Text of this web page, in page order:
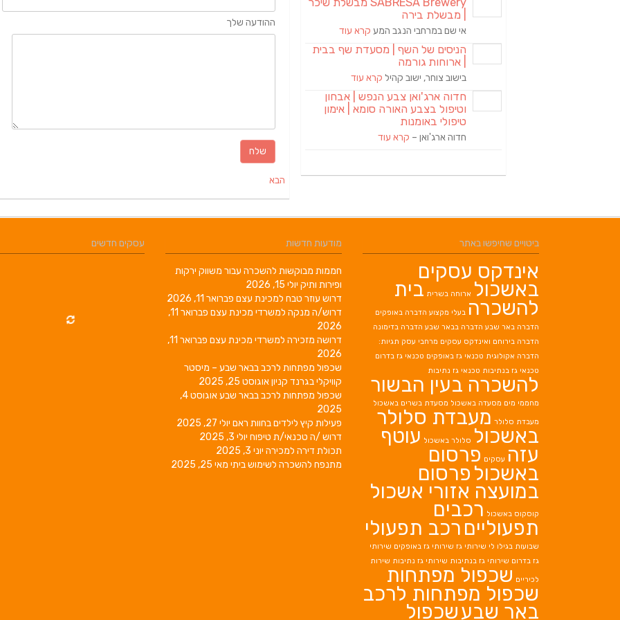
ההודעה שלך
הבא
| מבשלת בירה
אי שם במרחבי הנגב המע קרא עוד
הניסים של השף | מסעדת שף בבית
| ארוחות גורמה
בישוב צוחר, ישוב קהיל קרא עוד
חדוה ארג'ואן צבע הנפש | אבחון
וטיפול בצבע האורה סומא | אימון
טיפולי באומנות
חדוה ארג'ואן – קרא עוד
עסקים חדשים מודעות חדשות
חממות מבוקשות להשכרה עבור משווק ירקות
ופירות ותיק יולי 15, 2026
דרוש עוזר טבח למכינת עצם פברואר 11, 2026
דרוש/ה מנקה למשרדי מכינת עצם
פברואר 11,
2026
דרושה מזכירה למשרדי מכינת עצם
פברואר 11,
2026
שכפול מפתחות לרכב בבאר שבע – מיסטר
קוויקלי בגרנד קניוןאוגוסט 25, 2025
שכפול מפתחות לרכב בבאר שבע
אוגוסט 4,
2025
פעילות קיץ לילדים בחוות ראם יולי 27, 2025
דרוש /ה טכנאי/ת טיפוח יולי 3, 2025
תכולת דירה למכירה יוני 3, 2025
מתנפח להשכרה לשימוש ביתי מאי 25, 2025
ביטויים שחיפשו באתר
אינדקס עסקים
באשכול ארוחה בשרית בית
להשכרה בעלי מקצוע הדברה באופקים
הדברה באר שבע הדברה בבאר שבע הדברה בדימונה
הדברה בירוחם ואינדקס עסקים מרחבי עסק תגיות:
הדברה אקולוגית טכנאי גז באופקים טכנאי גז בדרום
טכנאי גז בנתיבות טכנאי גז נתיבות
להשכרה בעין הבשור
מחממי מים מסעדה באשכול מסעדת בשרים באשכול
מעבדת סלולר מעבדת סלולר
באשכול סלולר באשכול עוטף
עזה עסקים פרסום
באשכול פרסום
במועצה אזורי אשכול
קוסקוס באשכול רכבים
תפעוליים רכב תפעולי
שבועות בגילו לי שירותי גז שירותי גז באופקים שירותי
גז בדרום שירותי גז בנתיבות שירותי גז נתיבות שירות
לכיריים שכפול מפתחות
שכפול מפתחות לרכב
באר שבעשכפול